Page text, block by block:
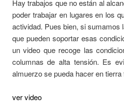
Hay trabajos que no están al
poder trabajar en lugares en los
actividad. Pues bien, si sumamos
que pueden soportar esas
un video que recoge las
columnas de alta tensión. Es
almuerzo se pueda hacer en
ver video